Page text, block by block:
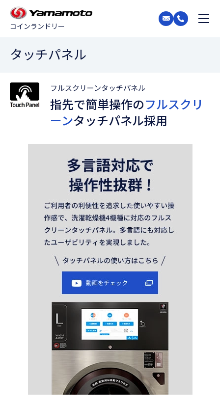
コインランドリー
タッチパネル
フルスクリーンタッチパネル
指先で簡単操作のフルスクリ
ーンタッチパネル採用